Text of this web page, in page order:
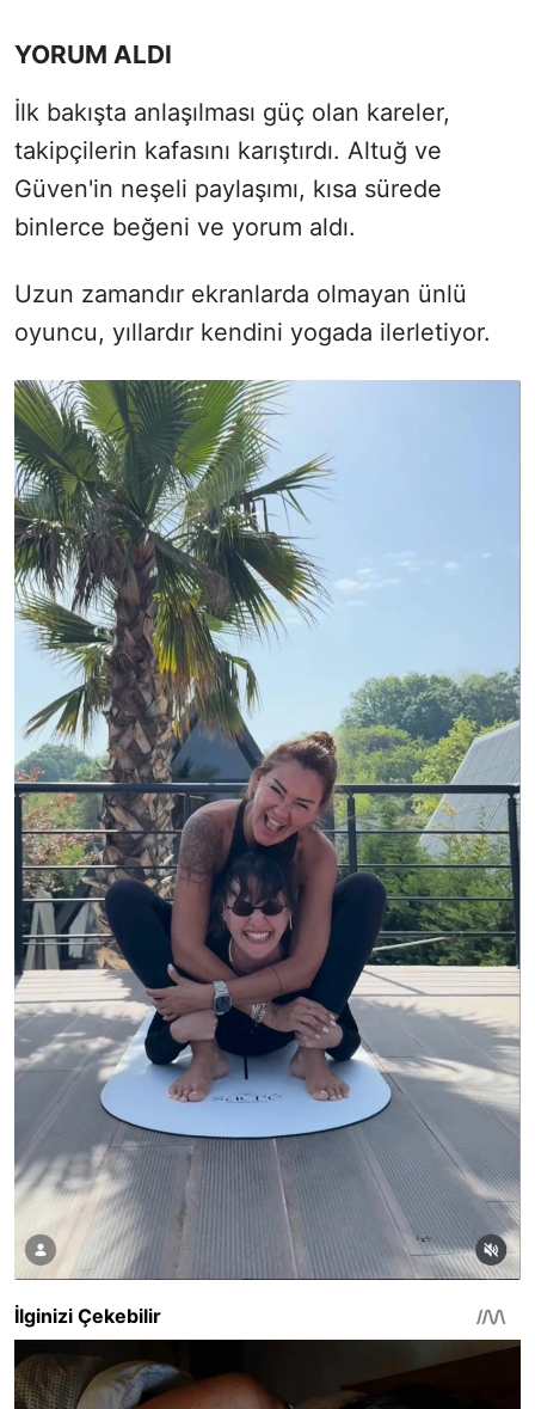
YORUM ALDI
İlk bakışta anlaşılması güç olan kareler,
takipçilerin kafasını karıştırdı. Altuğ ve
Güven'in neşeli paylaşımı, kısa sürede
binlerce beğeni ve yorum aldı.
Uzun zamandır ekranlarda olmayan ünlü
oyuncu, yıllardır kendini yogada ilerletiyor.